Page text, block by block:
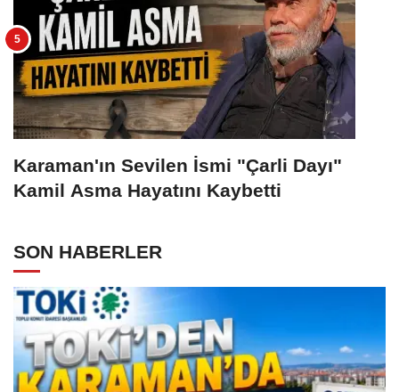
Karaman'ın Sevilen İsmi "Çarli Dayı"
Kamil Asma Hayatını Kaybetti
SON HABERLER